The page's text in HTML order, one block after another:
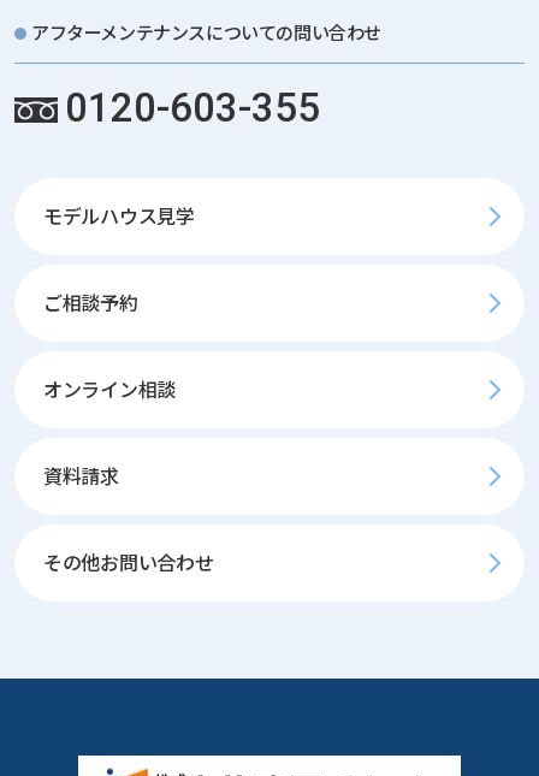
アフターメンテナンスについての問い合わせ
0120-603-355
モデルハウス見学
ご相談予約
オンライン相談
資料請求
その他お問い合わせ